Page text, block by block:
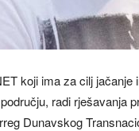
koji ima za cilj
radi rješavanja
Dunavskog